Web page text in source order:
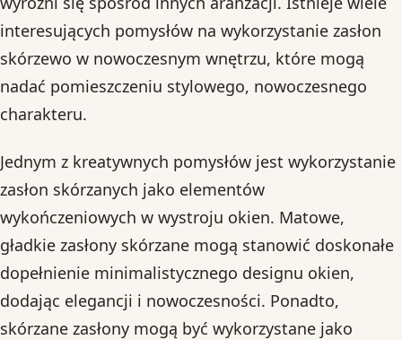
interesujących pomysłów na wykorzystanie zasłon
skórzewo w nowoczesnym wnętrzu, które mogą
nadać pomieszczeniu stylowego, nowoczesnego
charakteru.
Jednym z kreatywnych pomysłów jest wykorzystanie
zasłon skórzanych jako elementów
wykończeniowych w wystroju okien. Matowe,
gładkie zasłony skórzane mogą stanowić doskonałe
dopełnienie minimalistycznego designu okien,
dodając elegancji i nowoczesności. Ponadto,
skórzane zasłony mogą być wykorzystane jako